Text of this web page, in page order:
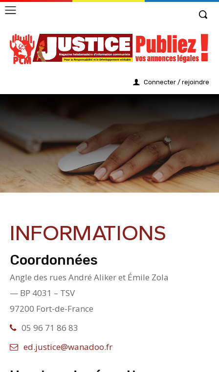
Connecter / rejoindre
INFORMATIONS
Coordonnées
Angle des rues André Aliker et Émile Zola
— BP 4031 – TSV
97200 Fort-de-France
05 96 71 86 83
ed.justice@wanadoo.fr